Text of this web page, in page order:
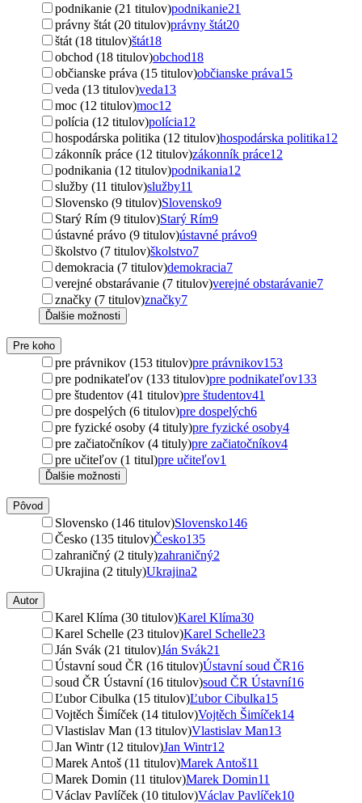
podnikanie (21 titulov)podnikanie21
právny štát (20 titulov)právny štát20
štát (18 titulov)štát18
obchod (18 titulov)obchod18
občianske práva (15 titulov)občianske práva15
veda (13 titulov)veda13
moc (12 titulov)moc12
polícia (12 titulov)polícia12
hospodárska politika (12 titulov)hospodárska politika12
zákonník práce (12 titulov)zákonník práce12
podnikania (12 titulov)podnikania12
služby (11 titulov)služby11
Slovensko (9 titulov)Slovensko9
Starý Rím (9 titulov)Starý Rím9
ústavné právo (9 titulov)ústavné právo9
školstvo (7 titulov)školstvo7
demokracia (7 titulov)demokracia7
verejné obstarávanie (7 titulov)verejné obstarávanie7
značky (7 titulov)značky7
Ďalšie možnosti
Pre koho
pre právnikov (153 titulov)pre právnikov153
pre podnikateľov (133 titulov)pre podnikateľov133
pre študentov (41 titulov)pre študentov41
pre dospelých (6 titulov)pre dospelých6
pre fyzické osoby (4 tituly)pre fyzické osoby4
pre začiatočníkov (4 tituly)pre začiatočníkov4
pre učiteľov (1 titul)pre učiteľov1
Ďalšie možnosti
Pôvod
Slovensko (146 titulov)Slovensko146
Česko (135 titulov)Česko135
zahraničný (2 tituly)zahraničný2
Ukrajina (2 tituly)Ukrajina2
Autor
Karel Klíma (30 titulov)Karel Klíma30
Karel Schelle (23 titulov)Karel Schelle23
Ján Svák (21 titulov)Ján Svák21
Ústavní soud ČR (16 titulov)Ústavní soud ČR16
soud ČR Ústavní (16 titulov)soud ČR Ústavní16
Ľubor Cibulka (15 titulov)Ľubor Cibulka15
Vojtěch Šimíček (14 titulov)Vojtěch Šimíček14
Vlastislav Man (13 titulov)Vlastislav Man13
Jan Wintr (12 titulov)Jan Wintr12
Marek Antoš (11 titulov)Marek Antoš11
Marek Domin (11 titulov)Marek Domin11
Václav Pavlíček (10 titulov)Václav Pavlíček10